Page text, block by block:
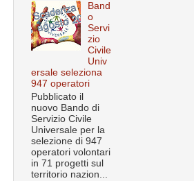
Band
o
Servi
zio
Civile
Univ
ersale seleziona
947 operatori
Pubblicato il
nuovo Bando di
Servizio Civile
Universale per la
selezione di 947
operatori volontari
in 71 progetti sul
territorio nazion...